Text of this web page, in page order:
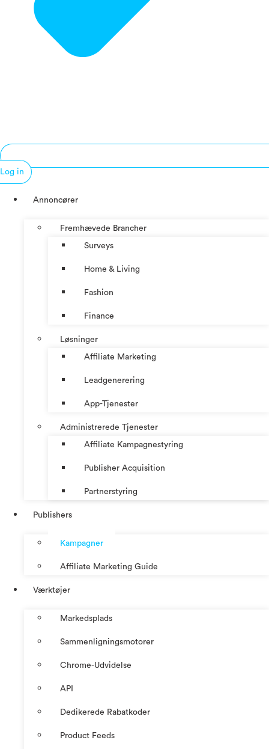
Log in
Annoncører
Fremhævede Brancher
Surveys
Home & Living
Fashion
Finance
Løsninger
Affiliate Marketing
Leadgenerering
App-Tjenester
Administrerede Tjenester
Affiliate Kampagnestyring
Publisher Acquisition
Partnerstyring
Publishers
Kampagner
Affiliate Marketing Guide
Værktøjer
Markedsplads
Sammenligningsmotorer
Chrome-Udvidelse
API
Dedikerede Rabatkoder
Product Feeds